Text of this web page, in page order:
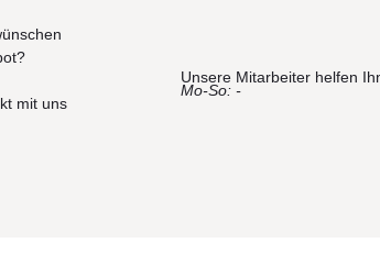
mit uns
Unsere Mitarbeiter helfen
Mo-So: -